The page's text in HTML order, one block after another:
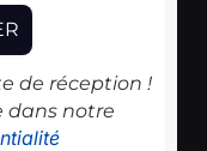
de réception !
dans notre